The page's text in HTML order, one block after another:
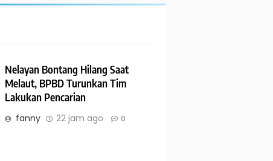
Nelayan Bontang Hilang Saat
Melaut, BPBD Turunkan Tim
Lakukan Pencarian
fanny 22 jam ago 0